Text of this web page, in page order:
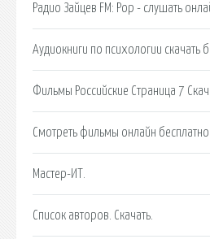
Радио Зайцев FM: Pop - слушать
Аудиокниги по психологии скачать
Фильмы Российские Страница 7
Смотреть фильмы онлайн бесплатно.
Мастер-ИТ.
Список авторов. Скачать.